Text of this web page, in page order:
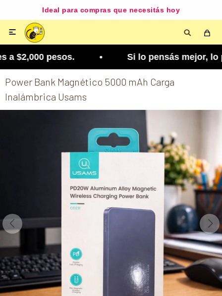
Ideal para compras que necesitás hoy

a $2,000 pesos. • Si lo pensás mejor, lo
Power Bank Magnético 5000 mAh Carga
Inalámbrica Usams